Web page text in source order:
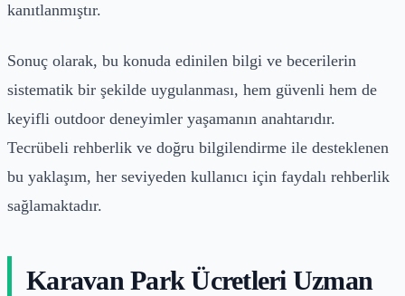
kanıtlanmıştır.
Sonuç olarak, bu konuda edinilen bilgi ve becerilerin
sistematik bir şekilde uygulanması, hem güvenli hem de
keyifli outdoor deneyimler yaşamanın anahtarıdır.
Tecrübeli rehberlik ve doğru bilgilendirme ile desteklenen
bu yaklaşım, her seviyeden kullanıcı için faydalı rehberlik
sağlamaktadır.
Karavan Park Ücretleri Uzman